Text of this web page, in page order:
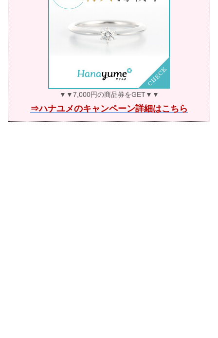
▼▼7,000円の商品券をGET▼▼
⇒ハナユメのキャンペーン詳細はこちら